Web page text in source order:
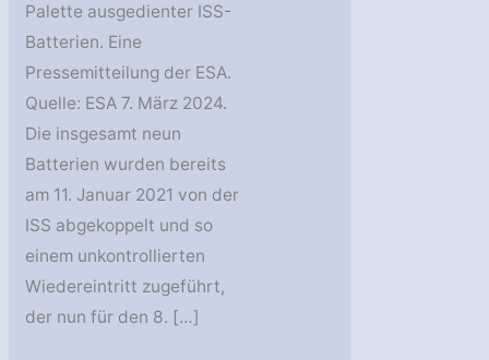
Palette ausgedienter ISS-
Batterien. Eine
Pressemitteilung der ESA.
Quelle: ESA 7. März 2024.
Die insgesamt neun
Batterien wurden bereits
am 11. Januar 2021 von der
ISS abgekoppelt und so
einem unkontrollierten
Wiedereintritt zugeführt,
der nun für den 8. […]